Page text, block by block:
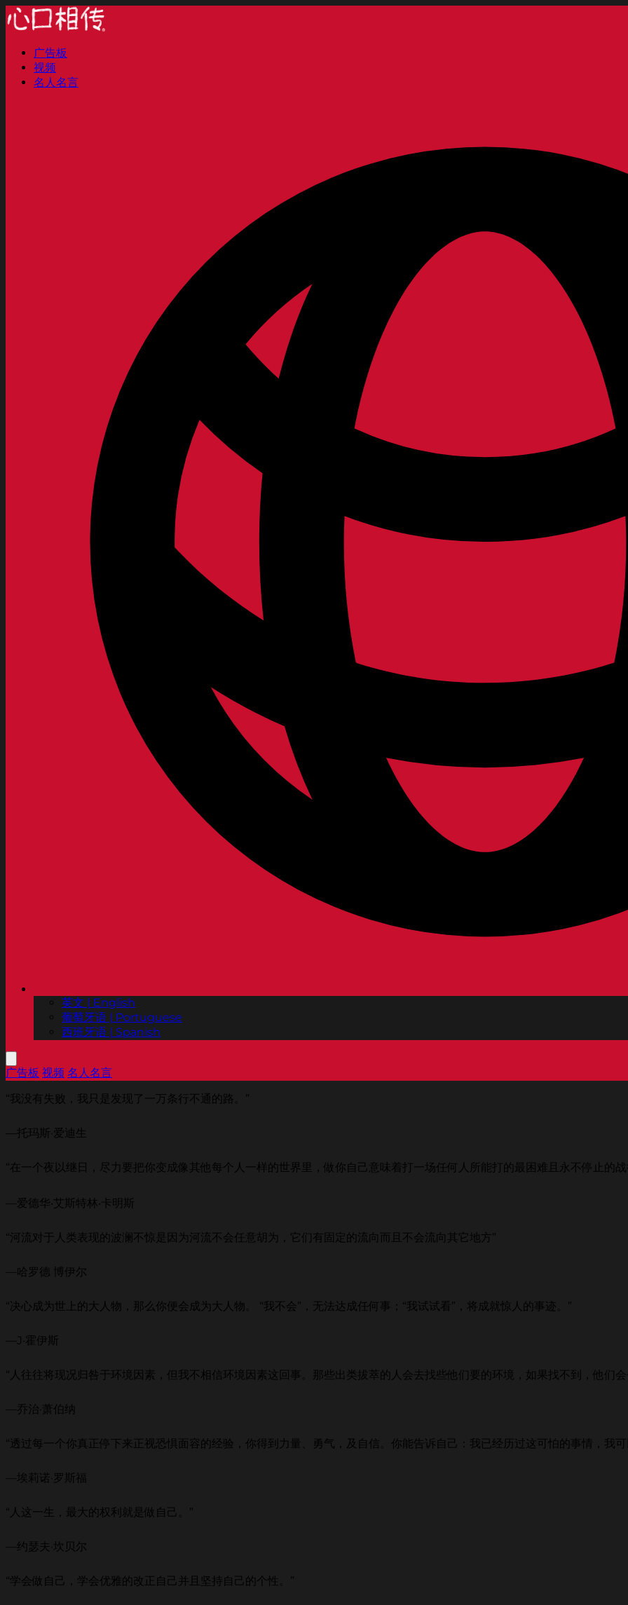
广告板
视频
名人名言
英文 | English
葡萄牙语 | Portuguese
西班牙语 | Spanish
广告板 视频 名人名言
“我没有失败，我只是发现了一万条行不通的路。”
—托玛斯·爱迪生
“在一个夜以继日，尽力要把你变成像其他每个人一样的世界里，做你自己意味着打一场任何人所能打的最困难且永不停止的战
—爱德华‧艾斯特林‧卡明斯
“河流对于人类表现的波澜不惊是因为河流不会任意胡为，它们有固定的流向而且不会流向其它地方”
—哈罗德 博伊尔
“决心成为世上的大人物，那么你便会成为大人物。 “我不会”，无法达成任何事；“我试试看”，将成就惊人的事迹。”
—J·霍伊斯
“人往往将现况归咎于环境因素，但我不相信环境因素这回事。那些出类拔萃的人会去找些他们要的环境，如果找不到，他们
—乔治·萧伯纳
“透过每一个你真正停下来正视恐惧面容的经验，你得到力量、勇气，及自信。你能告诉自己：我已经历过这可怕的事情，我
—埃莉诺·罗斯福
“人这一生，最大的权利就是做自己。”
—约瑟夫·坎贝尔
“学会做自己，学会优雅的改正自己并且坚持自己的个性。”